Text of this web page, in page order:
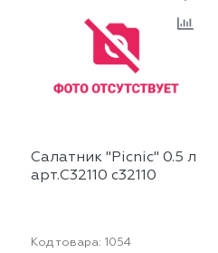
Салатник "Picnic" 0.5 л
арт.С32110 с32110
Код товара: 1054